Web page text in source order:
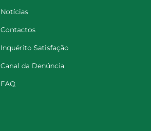
Notícias
Contactos
Inquérito Satisfação
Canal da Denúncia
FAQ